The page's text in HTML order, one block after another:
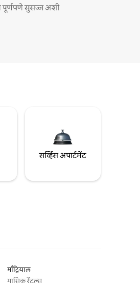
पूर्णपणे सुसज्ज अशी
सर्व्हिस अपार्टमेंट
माँट्रियाल
मासिक रेंटल्स